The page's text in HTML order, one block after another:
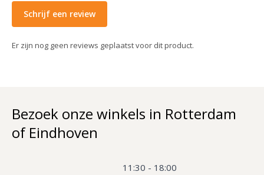
Schrijf een review
Er zijn nog geen reviews geplaatst voor dit product.
Bezoek onze winkels in Rotterdam
of Eindhoven
11:30 - 18:00